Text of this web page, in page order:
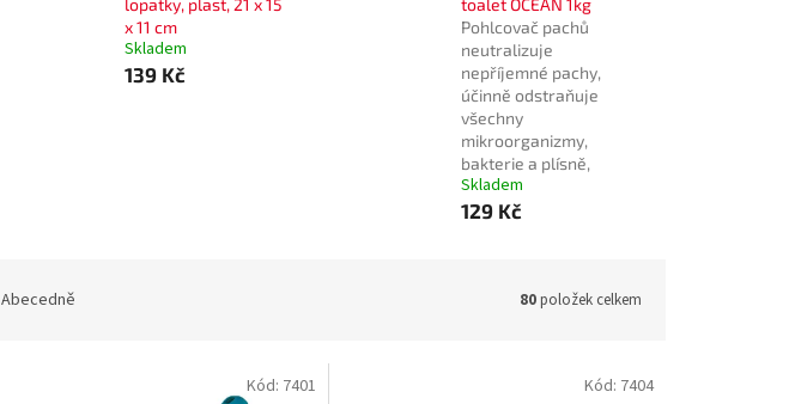
lopatky, plast, 21 x 15
x 11 cm
Skladem
139 Kč
toalet OCEÁN 1kg
Pohlcovač pachů
neutralizuje
nepříjemné pachy,
účinně odstraňuje
všechny
mikroorganizmy,
bakterie a plísně,
Skladem
129 Kč
Abecedně 80položek celkem
Kód: 7401 Kód: 7404